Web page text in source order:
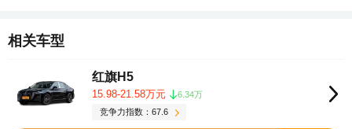
相关车型
红旗H5
15.98-21.58万元
6.34万
竞争力指数：67.6